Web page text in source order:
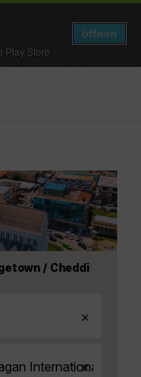
Play Store
öffnen
/ Cheddi